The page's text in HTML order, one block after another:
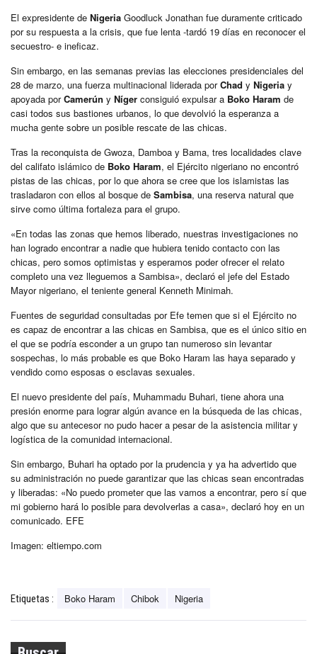
El expresidente de Nigeria Goodluck Jonathan fue duramente criticado
por su respuesta a la crisis, que fue lenta -tardó 19 días en reconocer el
secuestro- e ineficaz.
Sin embargo, en las semanas previas las elecciones presidenciales del
28 de marzo, una fuerza multinacional liderada porChad y Nigeria y
apoyada porCamerún y Níger consiguió expulsar a Boko Haram de
casi todos sus bastiones urbanos, lo que devolvió la esperanza a
mucha gente sobre un posible rescate de las chicas.
Tras la reconquista de Gwoza, Damboa y Bama, tres localidades clave
del califato islámico de Boko Haram, el Ejército nigeriano no encontró
pistas de las chicas, por lo que ahora se cree que los islamistas las
trasladaron con ellos al bosque de Sambisa, una reserva natural que
sirve como última fortaleza para el grupo.
«En todas las zonas que hemos liberado, nuestras investigaciones no
han logrado encontrar a nadie que hubiera tenido contacto con las
chicas, pero somos optimistas y esperamos poder ofrecer el relato
completo una vez lleguemos a Sambisa», declaró el jefe del Estado
Mayor nigeriano, el teniente general Kenneth Minimah.
Fuentes de seguridad consultadas por Efe temen que si el Ejército no
es capaz de encontrar a las chicas en Sambisa, que es el único sitio en
el que se podría esconder a un grupo tan numeroso sin levantar
sospechas, lo más probable es que Boko Haram las haya separado y
vendido como esposas o esclavas sexuales.
El nuevo presidente del país, Muhammadu Buhari, tiene ahora una
presión enorme para lograr algún avance en la búsqueda de las chicas,
algo que su antecesor no pudo hacer a pesar de la asistencia militar y
logística de la comunidad internacional.
Sin embargo, Buhari ha optado por la prudencia y ya ha advertido que
su administración no puede garantizar que las chicas sean encontradas
y liberadas: «No puedo prometer que las vamos a encontrar, pero sí que
mi gobierno hará lo posible para devolverlas a casa», declaró hoy en un
comunicado. EFE
Imagen: eltiempo.com
Etiquetas : Boko Haram Chibok Nigeria